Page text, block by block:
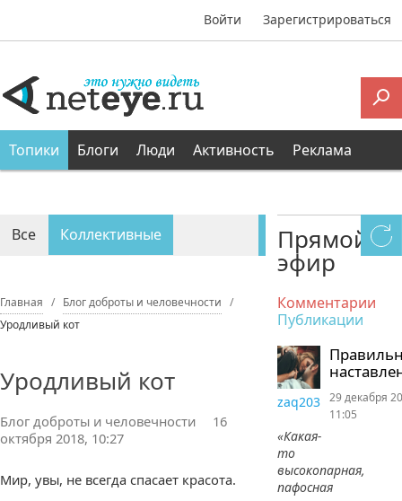
Войти Зарегистрироваться
Топики Блоги Люди Активность Реклама
Все Коллективные
Главная
Блог доброты и человечности
Уродливый кот
Уродливый кот
Блог доброты и человечности
16
октября 2018, 10:27
Мир, увы, не всегда спасает красота.
Прямой
эфир
Комментарии
Публикации
zaq203
«Какая-
то
высокопарная,
пафосная
29 декабря
11:05